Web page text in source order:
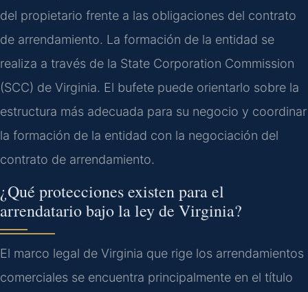
del propietario frente a las obligaciones del contrato
de arrendamiento. La formación de la entidad se
realiza a través de la State Corporation Commission
(SCC) de Virginia. El bufete puede orientarlo sobre la
estructura más adecuada para su negocio y coordinar
la formación de la entidad con la negociación del
contrato de arrendamiento.
¿Qué protecciones existen para el
arrendatario bajo la ley de Virginia?
El marco legal de Virginia que rige los arrendamientos
comerciales se encuentra principalmente en el título